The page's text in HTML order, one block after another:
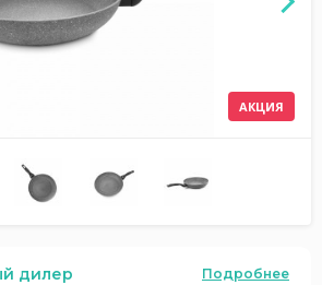
АКЦИЯ
дилер Подробнее